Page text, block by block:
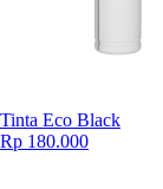
Tinta Eco Black
Rp 180.000